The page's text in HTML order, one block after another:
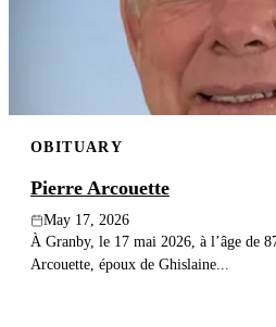
OBITUARY
Pierre Arcouette
May 17, 2026
À Granby, le 17 mai 2026, à l’âge de
Arcouette, époux de Ghislaine...